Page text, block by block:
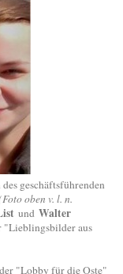
geschäftsführenden
oben v. l. n.
und Walter
"Lieblingsbilder aus
"Lobby für die Oste"